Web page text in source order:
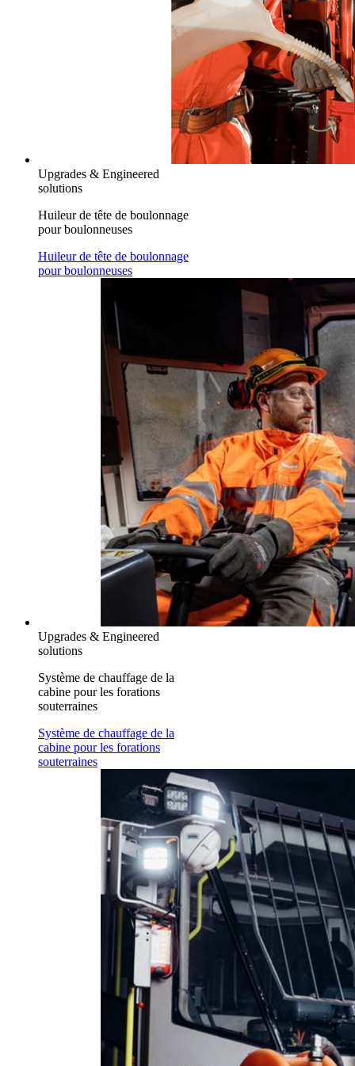
Upgrades & Engineered
solutions
Huileur de tête de boulonnage
pour boulonneuses
Huileur de tête de boulonnage
pour boulonneuses
Upgrades & Engineered
solutions
Système de chauffage de la
cabine pour les forations
souterraines
Système de chauffage de la
cabine pour les forations
souterraines